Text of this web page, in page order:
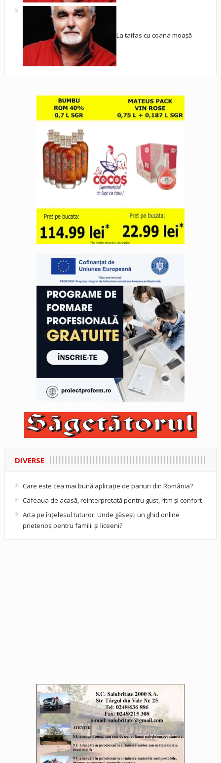
La taifas cu coana moașă
DIVERSE
Care este cea mai bună aplicație de pariuri din România?
Cafeaua de acasă, reinterpretată pentru gust, ritm și confort
Arta pe înțelesul tuturor: Unde găsești un ghid online
prietenos pentru familii și liceeni?